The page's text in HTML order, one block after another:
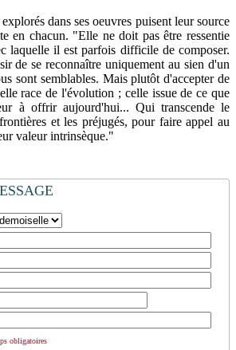
dans ses oeuvres puisent leur source
en chacun. "Elle ne doit pas être ressentie
laquelle il est parfois difficile de composer.
de se reconnaître uniquement au sien d'un
sont semblables. Mais plutôt d'accepter de
race de l'évolution ; celle issue de ce que
à offrir aujourd'hui... Qui transcende le
et les préjugés, pour faire appel au
valeur intrinsèque."
obligatoires